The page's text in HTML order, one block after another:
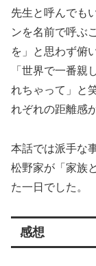
先生と呼んでも
ンを名前で呼ぶ
を」と思わず俯
「世界で一番親
れちゃって」と
れぞれの距離感
本話では派手な
松野家が「家族
た一日でした。
感想